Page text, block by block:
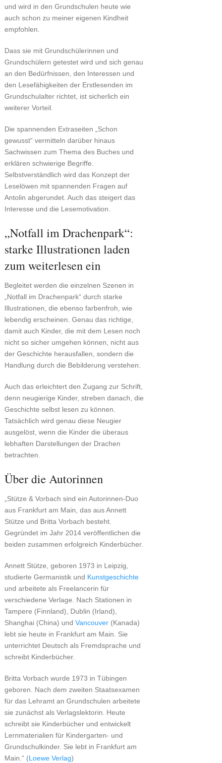
und wird in den Grundschulen heute wie
auch schon zu meiner eigenen Kindheit
empfohlen.
Dass sie mit Grundschülerinnen und
Grundschülern getestet wird und sich genau
an den Bedürfnissen, den Interessen und
den Lesefähigkeiten der Erstlesenden im
Grundschulalter richtet, ist sicherlich ein
weiterer Vorteil.
Die spannenden Extraseiten „Schon
gewusst“ vermitteln darüber hinaus
Sachwissen zum Thema des Buches und
erklären schwierige Begriffe.
Selbstverständlich wird das Konzept der
Leselöwen mit spannenden Fragen auf
Antolin abgerundet. Auch das steigert das
Interesse und die Lesemotivation.
„Notfall im Drachenpark“:
starke Illustrationen laden
zum weiterlesen ein
Begleitet werden die einzelnen Szenen in
„Notfall im Drachenpark“ durch starke
Illustrationen, die ebenso farbenfroh, wie
lebendig erscheinen. Genau das richtige,
damit auch Kinder, die mit dem Lesen noch
nicht so sicher umgehen können, nicht aus
der Geschichte herausfallen, sondern die
Handlung durch die Bebilderung verstehen.
Auch das erleichtert den Zugang zur Schrift,
denn neugierige Kinder, streben danach, die
Geschichte selbst lesen zu können.
Tatsächlich wird genau diese Neugier
ausgelöst, wenn die Kinder die überaus
lebhaften Darstellungen der Drachen
betrachten.
Über die Autorinnen
„Stütze & Vorbach sind ein Autorinnen-Duo
aus Frankfurt am Main, das aus Annett
Stütze und Britta Vorbach besteht.
Gegründet im Jahr 2014 veröffentlichen die
beiden zusammen erfolgreich Kinderbücher.
Annett Stütze, geboren 1973 in Leipzig,
studierte Germanistik und Kunstgeschichte
und arbeitete als Freelancerin für
verschiedene Verlage. Nach Stationen in
Tampere (Finnland), Dublin (Irland),
Shanghai (China) und Vancouver(Kanada)
lebt sie heute in Frankfurt am Main. Sie
unterrichtet Deutsch als Fremdsprache und
schreibt Kinderbücher.
Britta Vorbach wurde 1973 in Tübingen
geboren. Nach dem zweiten Staatsexamen
für das Lehramt an Grundschulen arbeitete
sie zunächst als Verlagslektorin. Heute
schreibt sie Kinderbücher und entwickelt
Lernmaterialien für Kindergarten- und
Grundschulkinder. Sie lebt in Frankfurt am
Main.“ (Loewe Verlag)